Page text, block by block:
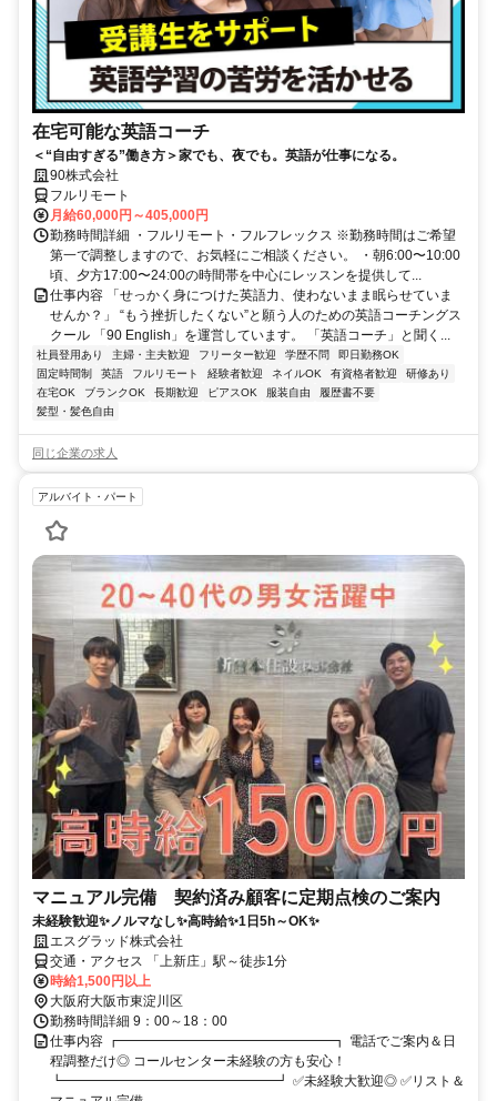
在宅可能な英語コーチ
＜“自由すぎる”働き方＞家でも、夜でも。英語が仕事になる。
90株式会社
フルリモート
月給60,000円～405,000円
勤務時間詳細 ・フルリモート・フルフレックス ※勤務時間はご希望
第一で調整しますので、お気軽にご相談ください。 ・朝6:00〜10:00
頃、夕方17:00〜24:00の時間帯を中心にレッスンを提供して...
仕事内容 「せっかく身につけた英語力、使わないまま眠らせていま
せんか？」 “もう挫折したくない”と願う人のための英語コーチングス
クール 「90 English」を運営しています。 「英語コーチ」と聞く...
社員登用あり 主婦・主夫歓迎 フリーター歓迎 学歴不問
即日勤務OK
固定時間制
英語 フルリモート 経験者歓迎 ネイルOK 有資格者歓迎
研修あり
在宅OK
ブランクOK 長期歓迎 ピアスOK 服装自由
履歴書不要
髪型・髪色自由
同じ企業の求人
アルバイト・パート
マニュアル完備 契約済み顧客に定期点検のご案内
未経験歓迎✨ノルマなし✨高時給✨1日5h～OK✨
エスグラッド株式会社
交通・アクセス 「上新庄」駅～徒歩1分
時給1,500円以上
大阪府大阪市東淀川区
勤務時間詳細 9：00～18：00
仕事内容 ┏━━━━━━━━━━━━━━━━┓ 電話でご案内＆日
程調整だけ◎ コールセンター未経験の方も安心！
┗━━━━━━━━━━━━━━━━┛ ✅未経験大歓迎◎ ✅リスト＆